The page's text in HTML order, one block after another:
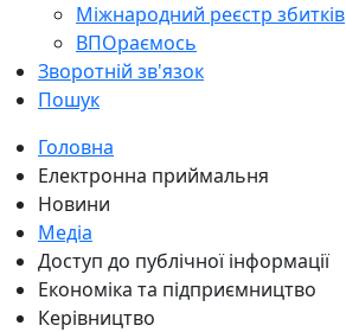
Міжнародний реєстр збитків
ВПОраємось
Зворотній зв'язок
Пошук
Головна
Електронна приймальня
Новини
Медіа
Доступ до публічної інформації
Економіка та підприємництво
Керівництво